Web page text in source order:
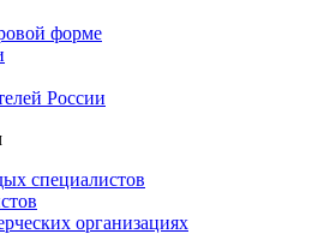
форме
России
специалистов
организациях